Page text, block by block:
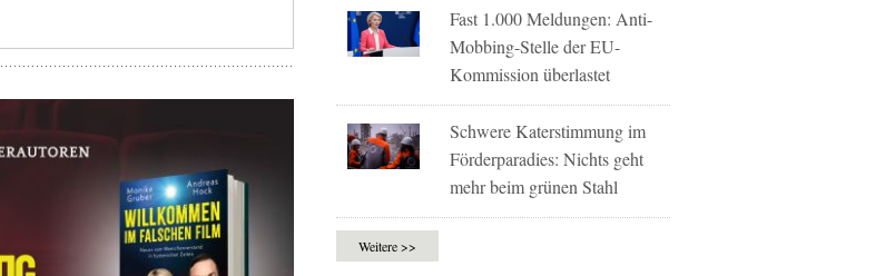
Fast 1.000 Meldungen: Anti-
Mobbing-Stelle der EU-
Kommission überlastet
Schwere Katerstimmung im
Förderparadies: Nichts geht
mehr beim grünen Stahl
Weitere >>